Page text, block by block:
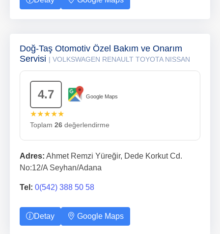
Doğ-Taş Otomotiv Özel Bakım ve Onarım
Servisi | VOLKSWAGEN RENAULT TOYOTA NISSAN
4.7 Google Maps
★★★★★
Toplam 26 değerlendirme
Adres: Ahmet Remzi Yüreğir, Dede Korkut Cd.
No:12/A Seyhan/Adana
Tel: 0(542) 388 50 58
Detay Google Maps